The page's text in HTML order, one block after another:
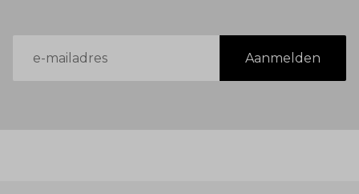
mailadres
Aanmelden